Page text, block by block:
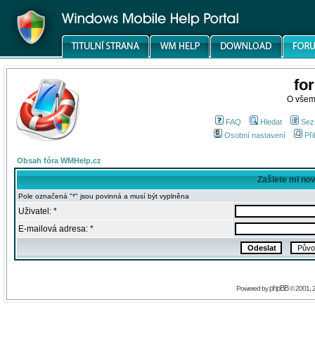
O
FAQ Hledat
Osobní nastavení
Obsah fóra WMHelp.cz
Zašlete mi
Pole označená "*" jsou povinná a musí být vyplněna
Uživatel: *
E-mailová adresa: *
Powered byphpBB© 2001,